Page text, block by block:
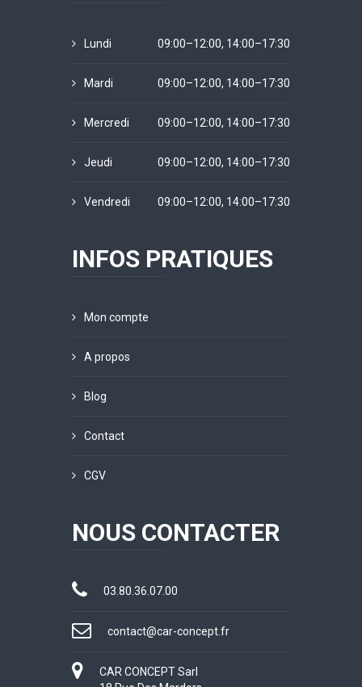
Lundi 09:00–12:00, 14:00–17:30
Mardi 09:00–12:00, 14:00–17:30
Mercredi 09:00–12:00, 14:00–17:30
Jeudi 09:00–12:00, 14:00–17:30
Vendredi 09:00–12:00, 14:00–17:30
INFOS PRATIQUES
Mon compte
A propos
Blog
Contact
CGV
NOUS CONTACTER
03.80.36.07.00
contact@car-concept.fr
CAR CONCEPT Sarl